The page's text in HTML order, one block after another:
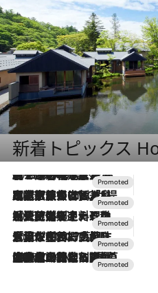
新着トピックス
2026.8.7
【トンボの足水浴】ヒノキの香りに包まれて涼感マックス！約13℃の湧水かけ流しを避暑地「星野温泉 トンボの湯」で体験
2026.7.31
【ホテル帰省】という選択肢をOMOが提案。家族とほどよい距離を保つには「昼は実家、夜は気兼ねなくホテルで！」
2026.7.24
【夏限定ディナーコース】旬を迎える稚鮎や花ズッキーニなどをイタリア・トスカーナの郷土料理の手法で満喫！
2026.7.17
「土佐和ハーブかき氷」がOMO7高知に登場！生姜、山椒、大葉など目にも舌にも涼を呼ぶ郷土の味
2026.7.10
NEW OPEN！【界 草津】名湯の地に誕生。趣の異なる2種の温泉と上州ならではの会席・蕎麦割烹など美食を味わう究極の癒やし旅